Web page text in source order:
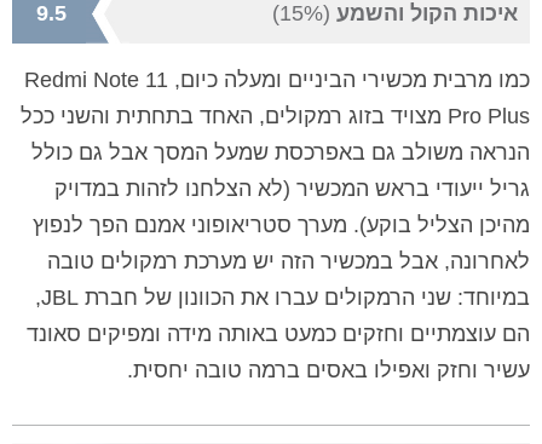
איכות הקול והשמע (15%)
9.5
כמו מרבית מכשירי הביניים ומעלה כיום, Redmi Note 11
Pro Plus מצויד בזוג רמקולים, האחד בתחתית והשני ככל
הנראה משולב גם באפרכסת שמעל המסך אבל גם כולל
גריל ייעודי בראש המכשיר (לא הצלחנו לזהות במדויק
מהיכן הצליל בוקע). מערך סטריאופוני אמנם הפך לנפוץ
לאחרונה, אבל במכשיר הזה יש מערכת רמקולים טובה
במיוחד: שני הרמקולים עברו את הכוונון של חברת JBL,
הם עוצמתיים וחזקים כמעט באותה מידה ומפיקים סאונד
עשיר וחזק ואפילו באסים ברמה טובה יחסית.